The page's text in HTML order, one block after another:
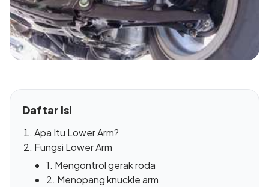
Daftar Isi
Apa Itu Lower Arm?
Fungsi Lower Arm
1. Mengontrol gerak roda
2. Menopang knuckle arm